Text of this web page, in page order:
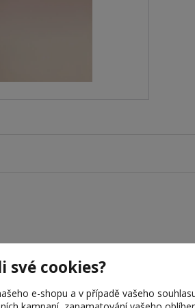
bez rukávů kombinují
své cookies?
e-shopu a v případě vašeho